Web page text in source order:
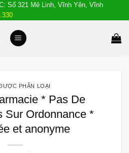
Số 321 Mê Linh, Vĩnh Yên, Vĩnh
PHÂN LOẠI
* Pas De
Sur Ordonnance *
et anonyme